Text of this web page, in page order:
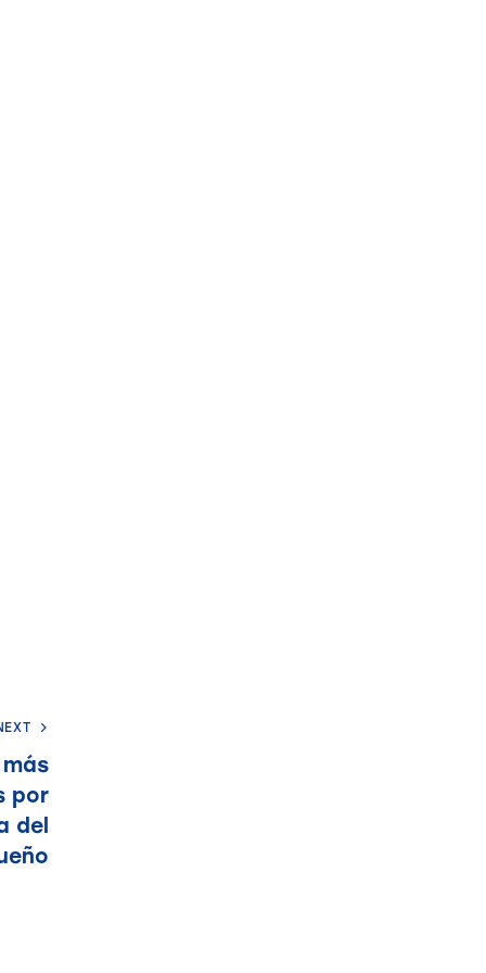
por
del